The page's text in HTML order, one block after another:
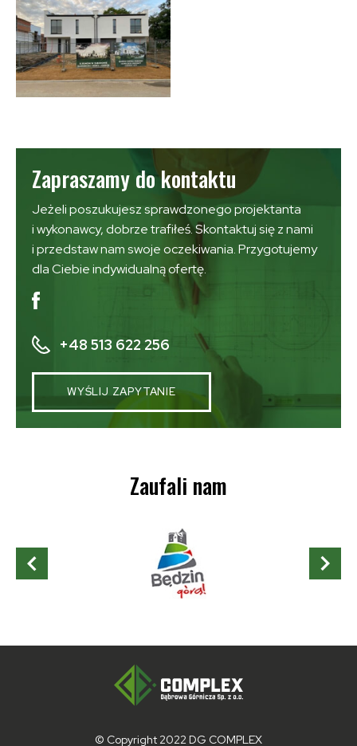
Zapraszamy do kontaktu
Jeżeli poszukujesz sprawdzonego projektanta
i wykonawcy, dobrze trafiłeś. Skontaktuj się z nami
i przedstaw nam swoje oczekiwania. Przygotujemy
dla Ciebie indywidualną ofertę.
+48 513 622 256
WYŚLIJ ZAPYTANIE
Zaufali nam
© Copyright 2022 DG COMPLEX